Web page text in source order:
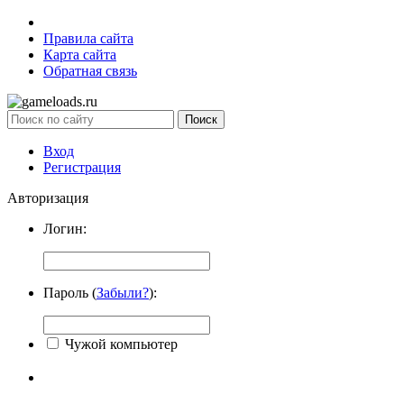
Правила сайта
Карта сайта
Обратная связь
Вход
Регистрация
Авторизация
Логин:
Пароль (Забыли?):
Чужой компьютер